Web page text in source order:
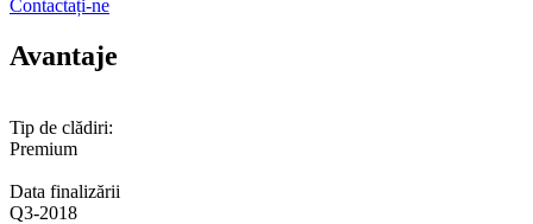
Contactați-ne
Avantaje
Tip de clădiri:
Premium
Data finalizării
Q3-2018